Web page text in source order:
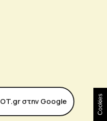
στην Google Cookies